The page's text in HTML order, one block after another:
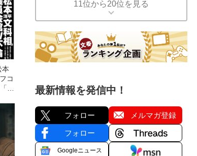
本
コ
不
11位から20位を見る
最新情報を発信中！
フォロー メルマガ登録
フォロー
Googleニュース